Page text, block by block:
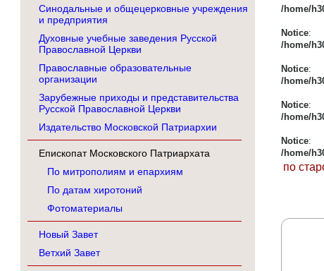
Синодальные и общецерковные учреждения
и предприятия
Духовные учебные заведения Русской
Православной Церкви
Православные образовательные
организации
Зарубежные приходы и представительства
Русской Православной Церкви
Издательство Московской Патриархии
Епископат Московского Патриархата
По митрополиям и епархиям
По датам хиротоний
Фотоматериалы
Новый Завет
Ветхий Завет
/home/
Notice:
/home/
Notice:
/home/
Notice:
/home/
Notice:
/home/
по